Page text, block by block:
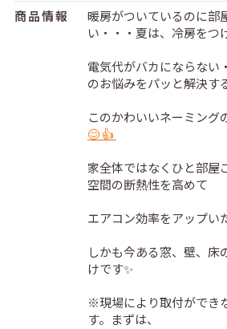
商品情報
暖房がついているのに部
い・・・夏は、冷房をつ
電気代がバカにならない
のお悩みをパッと解決す
このかわいいネーミング
😊👍
家全体ではなくひと部屋
空間の断熱性を高めて
エアコン効率をアップい
しかも今ある窓、壁、床
けです✨
※現場により取付ができ
す。まずは、